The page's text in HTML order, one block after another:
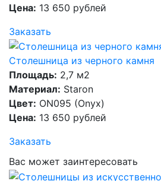
Цена: 13 650 рублей
Заказать
Столешница из черного камня
Площадь: 2,7 м2
Материал: Staron
Цвет: ON095 (Onyx)
Цена: 13 650 рублей
Заказать
Вас может заинтересовать